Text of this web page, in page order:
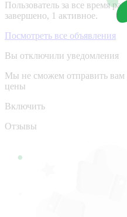
Пользователь за все время
завершено, 1 активное.
Посмотреть все объявления
Вы отключили уведомления
Мы не сможем отправить вам
цены
Включить
Отзывы